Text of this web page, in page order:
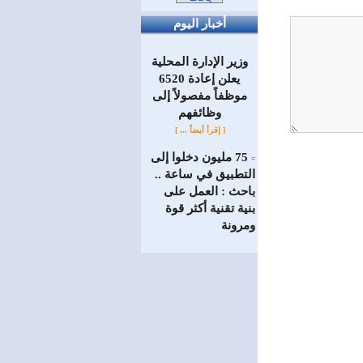
أخبار اليوم
وزير الإدارة المحلية
يعلن إعادة 6520
موظفاً مفصولاً إلى
‏وظائفهم
[ إقرأ أيضاً ... ]
=
75 مليون دخلوا إلى
التطبيق في ساعة ..
باحث : العمل على
بنية تقنية أكثر قوة
ومرونة